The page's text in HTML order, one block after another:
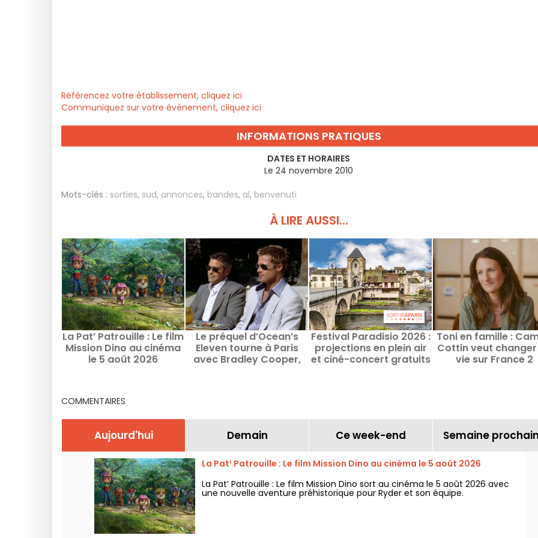
Référencez votre établissement, cliquez ici
Communiquez sur votre évènement, cliquez ici
INFORMATIONS PRATIQUES
DATES ET HORAIRES
Le 24 novembre 2010
Mots-clés : sorties, sud, annonces, bandes, al, benvenuti
À LIRE AUSSI...
La Pat’ Patrouille : Le film
Mission Dino au cinéma
le 5 août 2026
Le préquel d’Ocean’s
Eleven tourne à Paris
avec Bradley Cooper,
Festival Paradisio 2026 :
projections en plein air
et ciné-concert gratuits
Toni en famille :
Cottin veut
vie sur France 2
COMMENTAIRES
Aujourd'hui Demain Ce week-end Semaine
La Pat’ Patrouille : Le film Mission Dino au cinéma le 5 août 2026
La Pat’ Patrouille : Le film Mission Dino sort au cinéma le 5 août 2026 avec
une nouvelle aventure préhistorique pour Ryder et son équipe.